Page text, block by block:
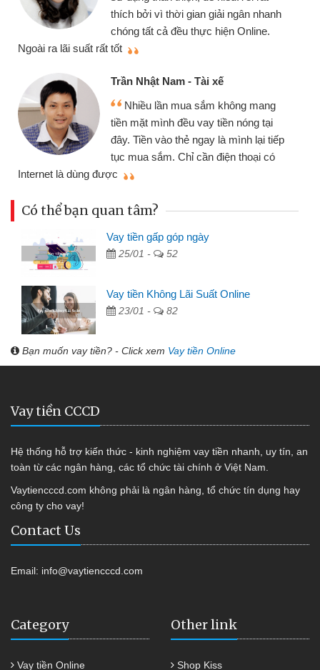
gói vay tiền bằng CMND online không
cần gặp mặt nên rất tiện lợi, sẽ giới
thiệu cho bạn bè biết
Cấn Văn Lực - Tạp hóa
Tôi kinh doanh buôn bán nhỏ lẻ
nhiều lúc cần vốn nhập hàng, nhờ biết
đến website qua bạn bè giới thiệu tôi
đã giải quyết được công việc của
Có thể bạn quan tâm?
Vay tiền gấp góp ngày
25/01 - 52
Vay tiền Không Lãi Suất Online
23/01 - 82
Bạn muốn vay tiền? - Click xem Vay tiền Online
Vay tiền CCCD
Hệ thống hỗ trợ kiến thức - kinh nghiệm vay tiền nhanh, uy tín, an
toàn từ các ngân hàng, các tổ chức tài chính ở Việt Nam.
Vaytiencccd.com không phải là ngân hàng, tổ chức tín dụng hay
công ty cho vay!
Contact Us
Email: info@vaytiencccd.com
Category
Vay tiền Online
Other link
Shop Kiss